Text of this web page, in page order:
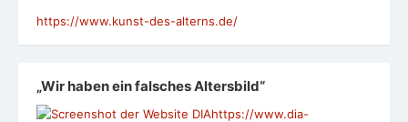
https://www.kunst-des-alterns.de/
„Wir haben ein falsches Altersbild“
https://www.dia-